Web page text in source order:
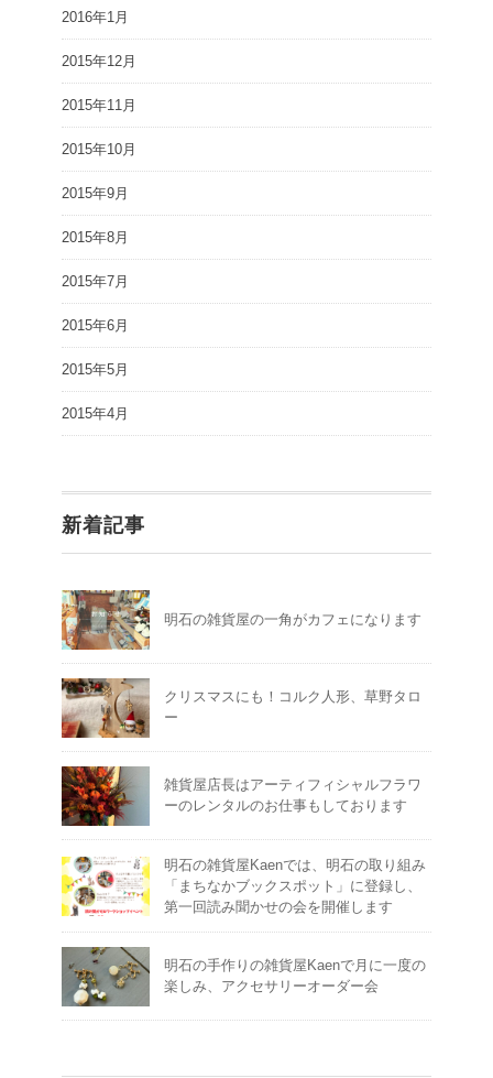
2016年1月
2015年12月
2015年11月
2015年10月
2015年9月
2015年8月
2015年7月
2015年6月
2015年5月
2015年4月
新着記事
明石の雑貨屋の一角がカフェになります
クリスマスにも！コルク人形、草野タロ
ー
雑貨屋店長はアーティフィシャルフラワ
ーのレンタルのお仕事もしております
明石の雑貨屋Kaenでは、明石の取り組み
「まちなかブックスポット」に登録し、
第一回読み聞かせの会を開催します
明石の手作りの雑貨屋Kaenで月に一度の
楽しみ、アクセサリーオーダー会